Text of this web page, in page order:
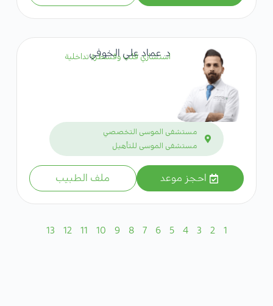
د. عماد علي الخوفي
استشاري قلب وقسطرة تداخلية
مستشفى الموسى التخصصي
مستشفى الموسى للتأهيل
احجز موعد ملف الطبيب
1
2
3
4
5
6
7
8
9
10
11
12
13